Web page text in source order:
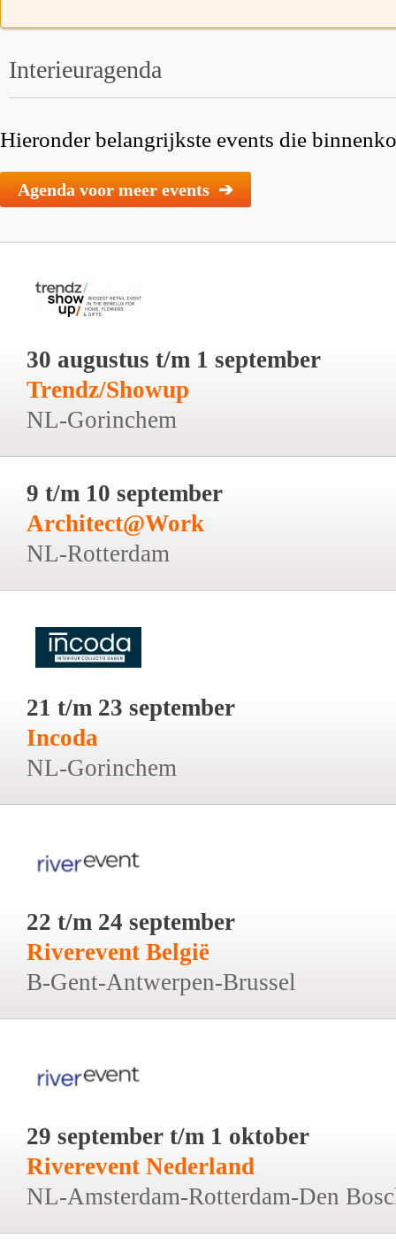
Interieuragenda
Hieronder belangrijkste events die
Agenda voor meer events ➔
30 augustus t/m 1 september
Trendz/Showup
NL-Gorinchem
9 t/m 10 september
Architect@Work
NL-Rotterdam
21 t/m 23 september
Incoda
NL-Gorinchem
22 t/m 24 september
Riverevent België
B-Gent-Antwerpen-Brussel
29 september t/m 1 oktober
Riverevent Nederland
NL-Amsterdam-Rotterdam-Den